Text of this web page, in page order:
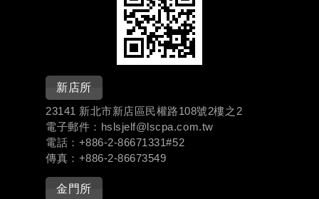
新店所
23141 新北市新店區民權路108號2樓之2
電子郵件：hslsjelf@lscpa.com.tw
電話：+886-2-86671331#52
傳真：+886-2-86673549
金門所